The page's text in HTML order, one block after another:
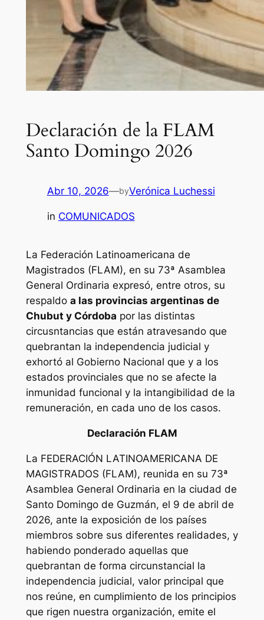
Declaración de la FLAM
Santo Domingo 2026
Abr 10, 2026—byVerónica Luchessi
in COMUNICADOS
La Federación Latinoamericana de
Magistrados (FLAM), en su 73ª Asamblea
General Ordinaria expresó, entre otros, su
respaldo a las provincias argentinas de
Chubut y Córdoba por las distintas
circusntancias que están atravesando que
quebrantan la independencia judicial y
exhortó al Gobierno Nacional que y a los
estados provinciales que no se afecte la
inmunidad funcional y la intangibilidad de la
remuneración, en cada uno de los casos.
Declaración FLAM
La FEDERACIÓN LATINOAMERICANA DE
MAGISTRADOS (FLAM), reunida en su 73ª
Asamblea General Ordinaria en la ciudad de
Santo Domingo de Guzmán, el 9 de abril de
2026, ante la exposición de los países
miembros sobre sus diferentes realidades, y
habiendo ponderado aquellas que
quebrantan de forma circunstancial la
independencia judicial, valor principal que
nos reúne, en cumplimiento de los principios
que rigen nuestra organización, emite el